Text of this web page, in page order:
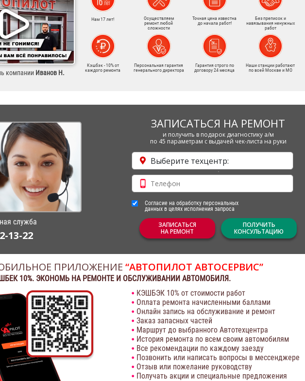
компании Иванов Н.
Нам 17 лет!
Осуществляем
ремонт любой
сложности
Точная цена известна
до начала работ!
Без преписок и
навязывания ненужных
работ
Кэшбэк - 10% от
каждого ремонта
Персональная гарантия
генерального директора
Гарантия строго по
договору 24 месяца
Наши станции работают
по всей Москве и МО
служба
13-22
ЗАПИСАТЬСЯ НА РЕМОНТ
и получить в подарок диагностику а/м
по 45 параметрам с выдачей чек-листа на руки
Выберите техцентр:
Согласие на обработку персональных
данных в целях исполнения запроса
ЗАПИСАТЬСЯ
НА РЕМОНТ
ПОЛУЧИТЬ
КОНСУЛЬТАЦИЮ
ПРИЛОЖЕНИЕ “АВТОПИЛОТ АВТОСЕРВИС”
10%. ЭКОНОМЬ НА РЕМОНТЕ И ОБСЛУЖИВАНИИ АВТОМОБИЛЯ.
КЭШБЭК 10% от стоимости работ
Оплата ремонта начисленными баллами
Онлайн запись на обслуживание и ремонт
Заказ запасных частей
Маршрут до выбранного Автотехцентра
История ремонта по всем своим автомобилям
Все рекомендации по каждому заезду
Позвонить или написать вопросы в мессенджере
Отзыв или пожелание руководству
Получать акции и специальные предложения